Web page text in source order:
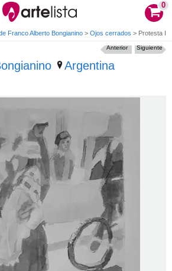
0
Franco Alberto Bongianino > Ojos cerrados > Protesta I
Argentina
Siguiente
Anterior